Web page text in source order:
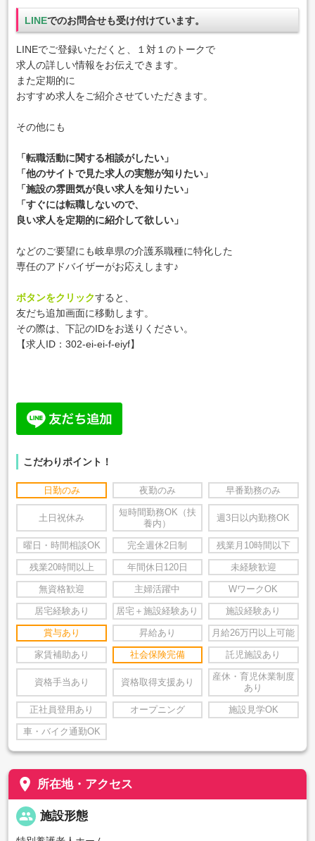
LINEでのお問合せも受け付けています。
LINEでご登録いただくと、１対１のトークで
求人の詳しい情報をお伝えできます。
また定期的に
おすすめ求人をご紹介させていただきます。
その他にも
「転職活動に関する相談がしたい」
「他のサイトで見た求人の実態が知りたい」
「施設の雰囲気が良い求人を知りたい」
「すぐには転職しないので、
良い求人を定期的に紹介して欲しい」
などのご要望にも岐阜県の介護系職種に特化した
専任のアドバイザーがお応えします♪
ボタンをクリックすると、
友だち追加画面に移動します。
その際は、下記のIDをお送りください。
【求人ID：302-ei-ei-f-eiyf】
こだわりポイント！
日勤のみ 夜勤のみ 早番勤務のみ
土日祝休み
短時間勤務OK（扶
養内）
週3日以内勤務OK
曜日・時間相談OK 完全週休2日制 残業月10時間以下
残業20時間以上 年間休日120日 未経験歓迎
無資格歓迎 主婦活躍中 WワークOK
居宅経験あり 居宅＋施設経験あり 施設経験あり
賞与あり 昇給あり 月給26万円以上可能
家賃補助あり 社会保険完備 託児施設あり
資格手当あり 資格取得支援あり
産休・育児休業制度
あり
正社員登用あり オープニング 施設見学OK
車・バイク通勤OK
place 所在地・アクセス
people 施設形態